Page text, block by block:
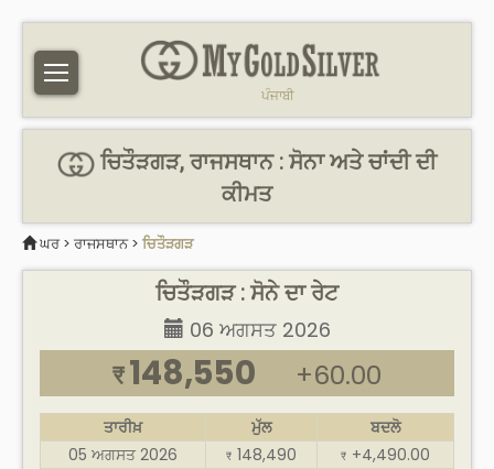
ਪੰਜਾਬੀ
ਚਿਤੌੜਗੜ, ਰਾਜਸਥਾਨ : ਸੋਨਾ ਅਤੇ ਚਾਂਦੀ ਦੀ
ਕੀਮਤ
ਘਰ > ਰਾਜਸਥਾਨ> ਚਿਤੌੜਗੜ
ਚਿਤੌੜਗੜ : ਸੋਨੇ ਦਾ ਰੇਟ
06 ਅਗਸਤ 2026
₹ 148,550 +60.00
ਤਾਰੀਖ਼ ਮੁੱਲ
ਬਦਲੋ
05 ਅਗਸਤ 2026
₹ 148,490 ₹ +4,490.00